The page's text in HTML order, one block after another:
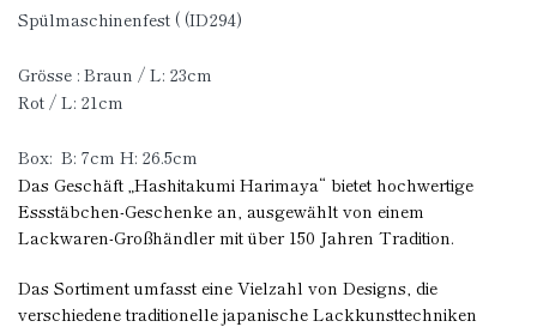
Spülmaschinenfest ( (ID294)
Grösse : Braun / L: 23cm
Rot / L: 21cm
Box: B: 7cm H: 26.5cm
Das Geschäft „Hashitakumi Harimaya“ bietet hochwertige
Essstäbchen-Geschenke an, ausgewählt von einem
Lackwaren-Großhändler mit über 150 Jahren Tradition.
Das Sortiment umfasst eine Vielzahl von Designs, die
verschiedene traditionelle japanische Lackkunsttechniken